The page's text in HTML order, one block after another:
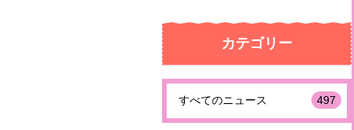
カテゴリー
すべてのニュース 497